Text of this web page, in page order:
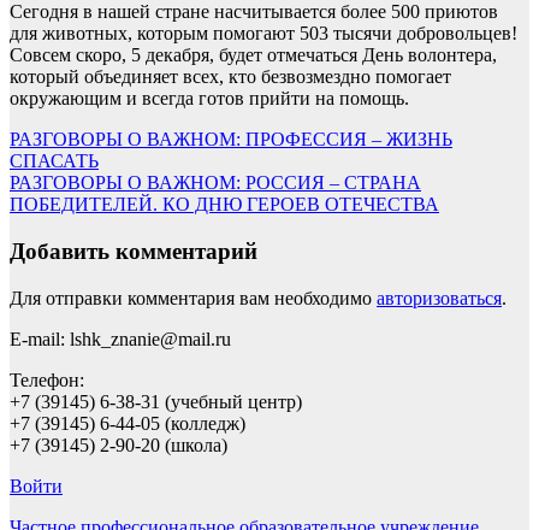
Сегодня в нашей стране насчитывается более 500 приютов
для животных, которым помогают 503 тысячи добровольцев!
Совсем скоро, 5 декабря, будет отмечаться День волонтера,
который объединяет всех, кто безвозмездно помогает
окружающим и всегда готов прийти на помощь.
Навигация
по
записям
РАЗГОВОРЫ О ВАЖНОМ: ПРОФЕССИЯ – ЖИЗНЬ
СПАСАТЬ
РАЗГОВОРЫ О ВАЖНОМ: РОССИЯ – СТРАНА
ПОБЕДИТЕЛЕЙ. КО ДНЮ ГЕРОЕВ ОТЕЧЕСТВА
Добавить комментарий
Для отправки комментария вам необходимо авторизоваться.
E-mail: lshk_znanie@mail.ru
Телефон:
+7 (39145) 6-38-31 (учебный центр)
+7 (39145) 6-44-05 (колледж)
+7 (39145) 2-90-20 (школа)
Войти